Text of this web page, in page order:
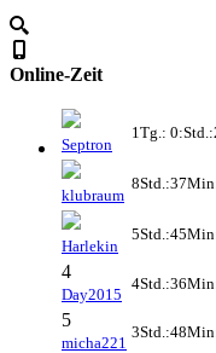
Online-Zeit
Septron
1Tg.:
klubraum
Harlekin
4
Day2015
5
micha221